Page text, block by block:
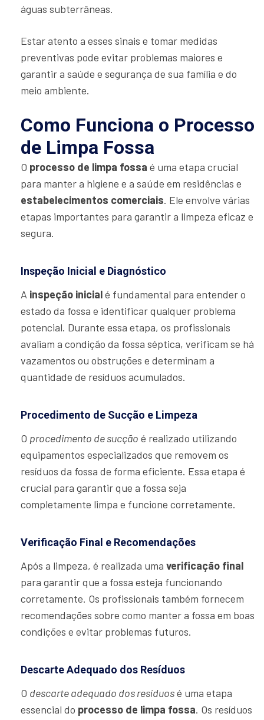
águas subterrâneas.
Estar atento a esses sinais e tomar medidas
preventivas pode evitar problemas maiores e
garantir a saúde e segurança de sua família e do
meio ambiente.
Como Funciona o Processo
de Limpa Fossa
O processo de limpa fossa é uma etapa crucial
para manter a higiene e a saúde em residências e
estabelecimentos comerciais. Ele envolve várias
etapas importantes para garantir a limpeza eficaz e
segura.
Inspeção Inicial e Diagnóstico
A inspeção inicialé fundamental para entender o
estado da fossa e identificar qualquer problema
potencial. Durante essa etapa, os profissionais
avaliam a condição da fossa séptica, verificam se há
vazamentos ou obstruções e determinam a
quantidade de resíduos acumulados.
Procedimento de Sucção e Limpeza
O procedimento de sucção é realizado utilizando
equipamentos especializados que removem os
resíduos da fossa de forma eficiente. Essa etapa é
crucial para garantir que a fossa seja
completamente limpa e funcione corretamente.
Verificação Final e Recomendações
Após a limpeza, é realizada uma verificação final
para garantir que a fossa esteja funcionando
corretamente. Os profissionais também fornecem
recomendações sobre como manter a fossa em boas
condições e evitar problemas futuros.
Descarte Adequado dos Resíduos
O descarte adequado dos resíduosé uma etapa
essencial do processo de limpa fossa. Os resíduos